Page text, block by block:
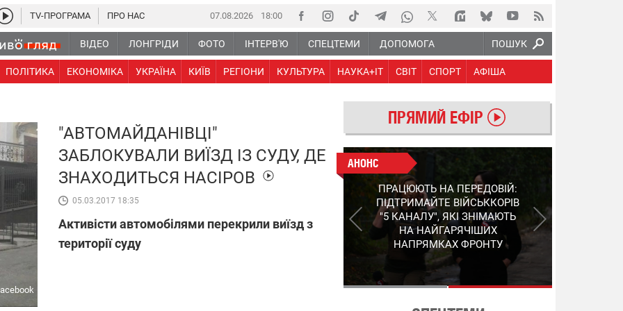
ПОШУК
07.08.2026 18 00
ВІДЕО ЛОНГРІДИ ФОТО ІНТЕРВ'Ю СПЕЦТЕМИ ДОПОМОГА
ПОЛІТИКА ЕКОНОМІКА УКРАЇНА КИЇВ РЕГІОНИ КУЛЬТУРА НАУКА+IT СВІТ СПОРТ АФІША
TV-ПРОГРАМА ПРО НАС
"АВТОМАЙДАНІВЦІ"
ЗАБЛОКУВАЛИ ВИЇЗД ІЗ СУДУ, ДЕ
ЗНАХОДИТЬСЯ НАСІРОВ
05.03.2017 18:35
Активісти автомобілями перекрили виїзд з
території суду
ПРЯМИЙ ЕФІР
АНОНС
КІНЕЦЬ ВОРОЖИМ
"МОЛНІЯМ" ТА FPV: ЯК
УКРАЇНСЬКИЙ STEP-3
ЗМІНЮЄ ПРАВИЛА ГРИ –
ПОДРОБИЦІ ПРО
ПЕРЕХОПЛЮВАЧ
АНОНС
ПРАЦЮЮТЬ НА ПЕРЕДОВІЙ:
ПІДТРИМАЙТЕ ВІЙСЬККОРІВ
"5 КАНАЛУ", ЯКІ ЗНІМАЮТЬ
НА НАЙГАРЯЧІШИХ
НАПРЯМКАХ ФРОНТУ